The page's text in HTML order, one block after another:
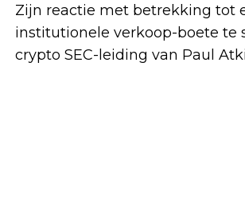
Zijn reactie met betrekking tot
institutionele verkoop-boete te
crypto SEC-leiding van Paul